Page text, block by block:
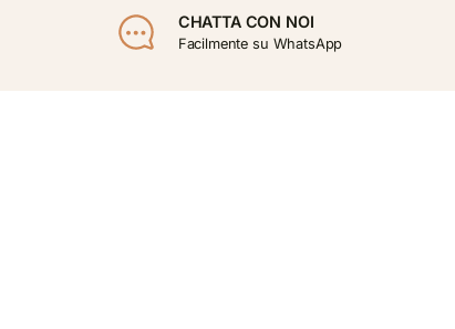
CHATTA CON NOI
Facilmente su WhatsApp